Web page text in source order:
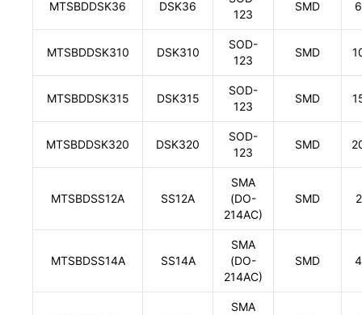
MTSBDDSK36 DSK36
123
SMD
MTSBDDSK310 DSK310
SOD-
123
SMD
MTSBDDSK315 DSK315
SOD-
123
SMD
MTSBDDSK320 DSK320
SOD-
123
SMD
MTSBDSS12A SS12A
SMA
(DO-
214AC)
SMD
MTSBDSS14A SS14A
SMA
(DO-
214AC)
SMD
SMA